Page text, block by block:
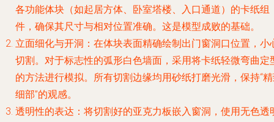
各功能体块（如起居方体、卧室塔楼、入口通道）的卡纸组
件，确保其尺寸与相对位置准确。这是模型成败的基础。
立面细化与开洞 ：在体块表面精确绘制出门窗洞口位置，小
切割。对于标志性的弧形白色墙面，采用将卡纸轻微弯曲定
的方法进行模拟。所有切割边缘均用砂纸打磨光滑，保持“
细部”的观感。
透明性的表达 ：将切割好的亚克力板嵌入窗洞，使用无色透